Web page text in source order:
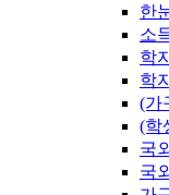
한
소
학
학
(가
(학
국
국